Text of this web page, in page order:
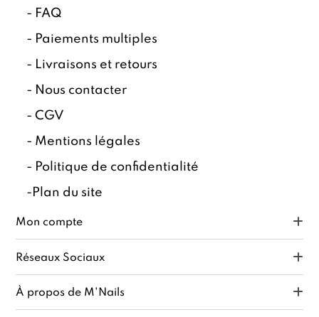
- FAQ
- Paiements multiples
- Livraisons et retours
- Nous contacter
-CGV
- Mentions légales
- Politique de confidentialité
- Plan du site
Mon compte
Réseaux Sociaux
À propos de M'Nails